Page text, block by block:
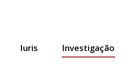
Iuris Investigação